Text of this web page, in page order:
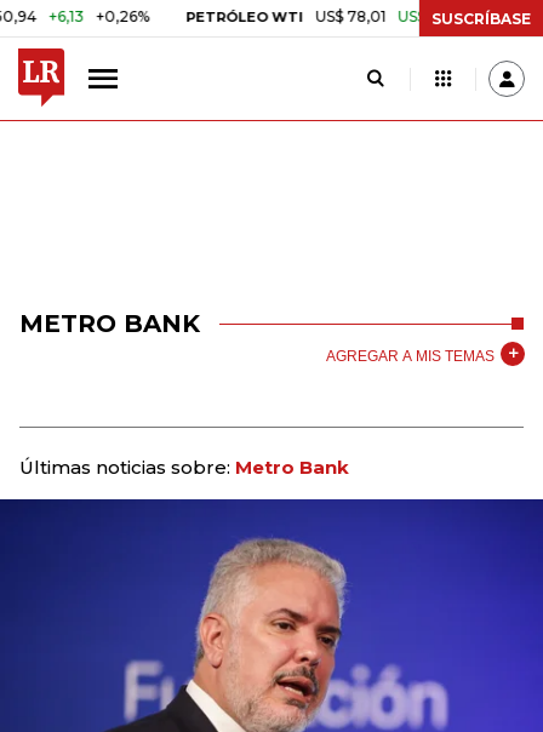
+0,26% PETRÓLEO WTI US$ 78,01 US$ 2,92 +3,89%
SUSCRÍBASE
METRO BANK
AGREGAR A MIS TEMAS
Últimas noticias sobre: Metro Bank